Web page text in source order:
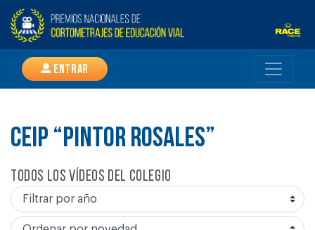
Entrar
CEIP “PINTOR ROSALES”
Todos los vídeos del colegio